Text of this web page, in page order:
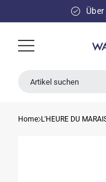
INHALT
Artikel suchen
Home L'HEURE DU